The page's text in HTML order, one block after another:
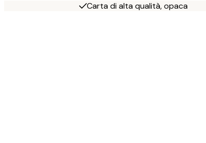
Carta di alta qualità, opaca